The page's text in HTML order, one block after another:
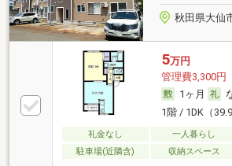
秋田県大仙
5万円
管理費3,300円
1ヶ月
1階 / 1DK（
礼金なし 一人暮らし
駐車場(近隣含)
収納スペース